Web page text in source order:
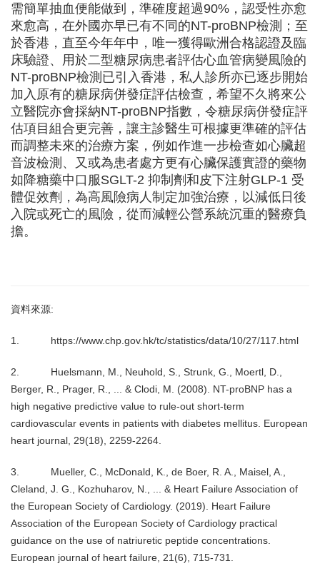
需簡單抽血便能做到，準確度超過90%，認受性亦愈
來愈高，在外國亦早已有不同的NT-proBNP檢測；至
於香港，直至今年年中，唯一獲得歐洲合格認證及臨
床驗證、用於二型糖尿病患者評估心血管病變風險的
NT-proBNP檢測已引入香港，私人診所亦已逐步開始
加入原有的糖尿病併發症評估檢查，希望不久將來公
立醫院亦會採納NT-proBNP指數，令糖尿病併發症評
估項目組合更完善，讓主診醫生可根據更準確的評估
而調整未來的治療方案，例如作進一步檢查如心臟超
音波檢測、又或為患者處方更有心臟保護實證的藥物
如降糖藥中口服SGLT-2 抑制劑和皮下注射GLP-1 受
體促效劑，為高風險病人制定加強治療，以減低日後
入院或死亡的風險，從而減輕公營系統沉重的醫療負
擔。
資料來源:
1. https://www.chp.gov.hk/tc/statistics/data/10/27/117.html
2. Huelsmann, M., Neuhold, S., Strunk, G., Moertl, D.,
Berger, R., Prager, R., ... & Clodi, M. (2008). NT-proBNP has a
high negative predictive value to rule-out short-term
cardiovascular events in patients with diabetes mellitus. European
heart journal, 29(18), 2259-2264.
3. Mueller, C., McDonald, K., de Boer, R. A., Maisel, A.,
Cleland, J. G., Kozhuharov, N., ... & Heart Failure Association of
the European Society of Cardiology. (2019). Heart Failure
Association of the European Society of Cardiology practical
guidance on the use of natriuretic peptide concentrations.
European journal of heart failure, 21(6), 715-731.